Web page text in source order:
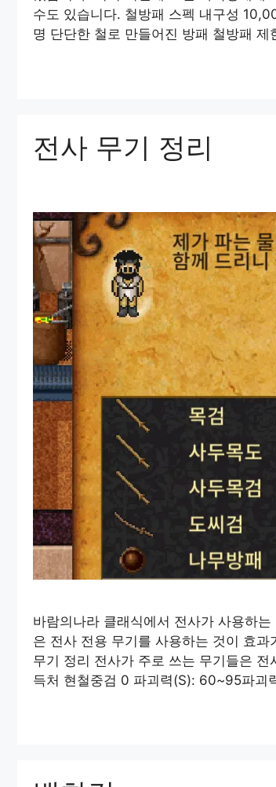
수도 있습니다. 철방패 스펙 내구성
명 단단한 철로 만들어진 방패 철방패 제
전사 무기 정리
바람의나라 클래식에서 전사가 사용하
은 전사 전용 무기를 사용하는 것이 효
무기 정리 전사가 주로 쓰는 무기들은
득처 현철중검 0 파괴력(S): 60~95파